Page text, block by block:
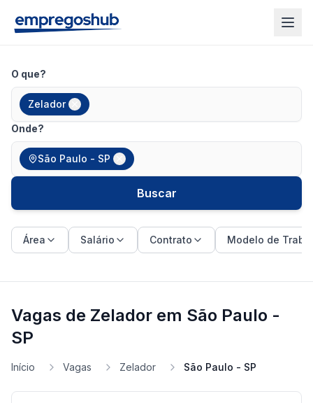
O que?
Zelador
Onde?
São Paulo - SP
Buscar
Área Salário Contrato Modelo de
Vagas de Zelador em São Paulo -
SP
Início Vagas Zelador São Paulo - SP